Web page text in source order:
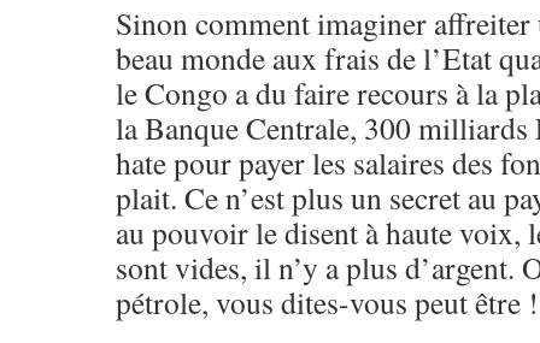
Sinon comment imaginer affreiter
beau monde aux frais de l’Etat
le Congo a du faire recours à la
la Banque Centrale, 300
hate pour payer les salaires des
plait. Ce n’est plus un secret au
au pouvoir le disent à haute voix,
sont vides, il n’y a plus d’argent.
pétrole, vous dites-vous peut être !